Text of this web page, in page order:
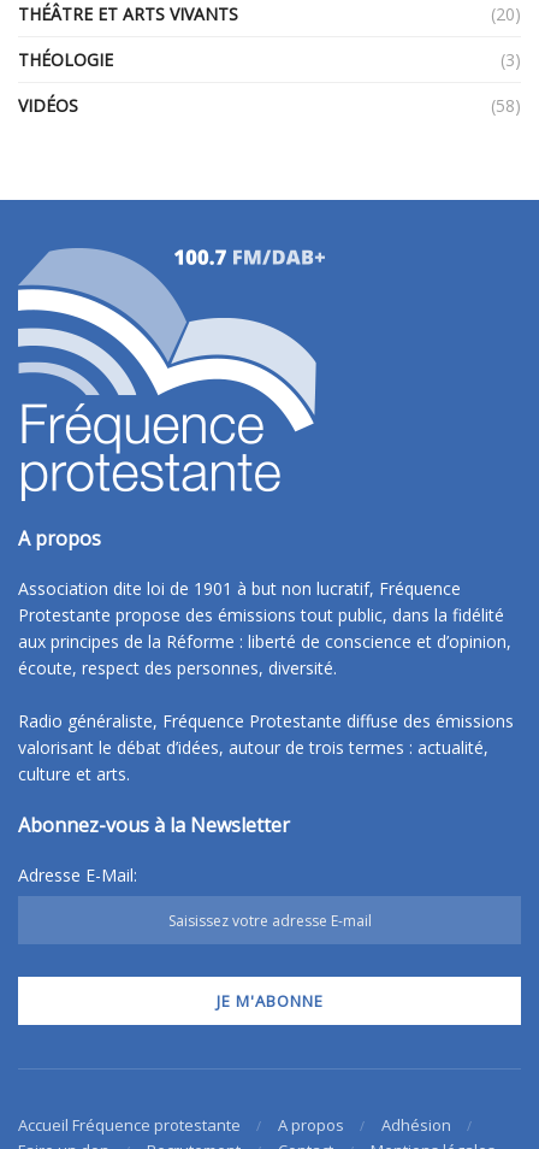
THÉÂTRE ET ARTS VIVANTS
(20)
THÉOLOGIE
(3)
VIDÉOS
(58)
A propos
Association dite loi de 1901 à but non lucratif, Fréquence
Protestante propose des émissions tout public, dans la fidélité
aux principes de la Réforme : liberté de conscience et d’opinion,
écoute, respect des personnes, diversité.
Radio généraliste, Fréquence Protestante diffuse des émissions
valorisant le débat d’idées, autour de trois termes : actualité,
culture et arts.
Abonnez-vous à la Newsletter
Adresse E-Mail:
Accueil Fréquence protestante A propos
Adhésion